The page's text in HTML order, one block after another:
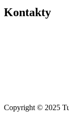
Kontakty
Copyright © 2025